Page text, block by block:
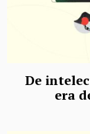
De
era